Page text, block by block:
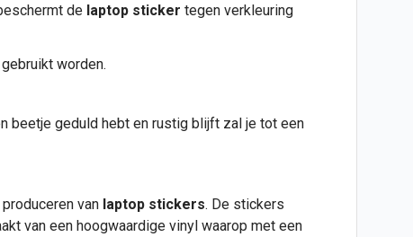
de laptop sticker tegen verkleuring
gebruikt worden.
beetje geduld hebt en rustig blijft zal je tot een
van laptop stickers. De stickers
van een hoogwaardige vinyl waarop met een